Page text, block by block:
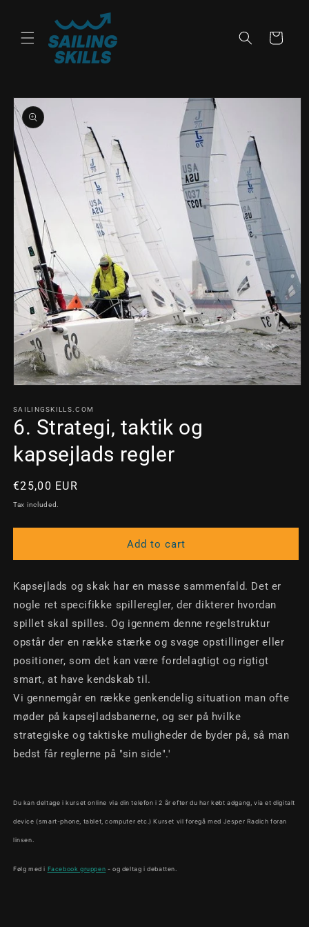
content
Cart
Skip to
product
information
1
in
modal
SAILINGSKILLS.COM
6. Strategi, taktik og
kapsejlads regler
Regular
price
€25,00 EUR
Tax included.
Add to cart
Kapsejlads og skak har en masse sammenfald. Det er
nogle ret specifikke spilleregler, der dikterer hvordan
spillet skal spilles. Og igennem denne regelstruktur
opstår der en række stærke og svage opstillinger eller
positioner, som det kan være fordelagtigt og rigtigt
smart, at have kendskab til.
Vi gennemgår en række genkendelig situation man ofte
møder på kapsejladsbanerne, og ser på hvilke
strategiske og taktiske muligheder de byder på, så man
bedst får reglerne på "sin side".'
Du kan deltage i kurset online via din telefon i 2 år efter du har købt adgang, via et digitalt
device (smart-phone, tablet, computer etc.) Kurset vil foregå med Jesper Radich foran
linsen.
Følg med i Facebook gruppen - og deltag i debatten.